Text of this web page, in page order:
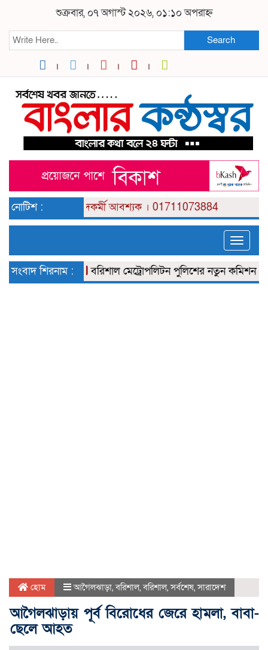
শুক্রবার, ০৭ অগাস্ট ২০২৬, ০১:১০ অপরাহ্ন
Search
নোটিশ :
পর্যায় সংবাদকর্মী আবশ্যক । 01711073884
Toggle
সংবাদ শিরনাম :বরিশাল মেট্রোপলিটন পুলিশের নতুন কমিশনার আবু
হোম আগৈলঝাড়া,বরিশাল,বরিশাল,সর্বশেষ,সারাদেশ
আগৈলঝাড়ায় পূর্ব বিরোধের জেরে হামলা, বাবা-
ছেলে আহত